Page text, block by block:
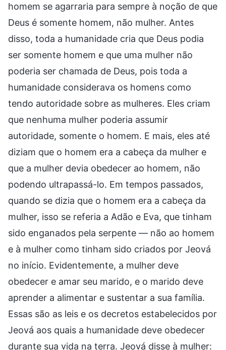
homem se agarraria para sempre à noção de que
Deus é somente homem, não mulher. Antes
disso, toda a humanidade cria que Deus podia
ser somente homem e que uma mulher não
poderia ser chamada de Deus, pois toda a
humanidade considerava os homens como
tendo autoridade sobre as mulheres. Eles criam
que nenhuma mulher poderia assumir
autoridade, somente o homem. E mais, eles até
diziam que o homem era a cabeça da mulher e
que a mulher devia obedecer ao homem, não
podendo ultrapassá-lo. Em tempos passados,
quando se dizia que o homem era a cabeça da
mulher, isso se referia a Adão e Eva, que tinham
sido enganados pela serpente — não ao homem
e à mulher como tinham sido criados por Jeová
no início. Evidentemente, a mulher deve
obedecer e amar seu marido, e o marido deve
aprender a alimentar e sustentar a sua família.
Essas são as leis e os decretos estabelecidos por
Jeová aos quais a humanidade deve obedecer
durante sua vida na terra. Jeová disse à mulher: